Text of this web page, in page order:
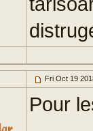
Fri Oct 19
Pour